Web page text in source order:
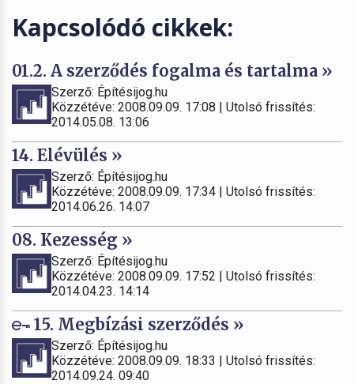
Kapcsolódó cikkek:
01.2. A szerződés fogalma és tartalma »
Szerző: Építésijog.hu
Közzétéve: 2008.09.09. 17:08 | Utolsó frissítés:
2014.05.08. 13:06
14. Elévülés »
Szerző: Építésijog.hu
Közzétéve: 2008.09.09. 17:34 | Utolsó frissítés:
2014.06.26. 14:07
08. Kezesség »
Szerző: Építésijog.hu
Közzétéve: 2008.09.09. 17:52 | Utolsó frissítés:
2014.04.23. 14:14
15. Megbízási szerződés »
Szerző: Építésijog.hu
Közzétéve: 2008.09.09. 18:33 | Utolsó frissítés:
2014.09.24. 09:40